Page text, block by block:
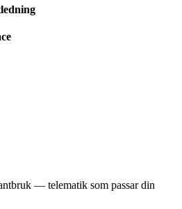
— telematik som passar din